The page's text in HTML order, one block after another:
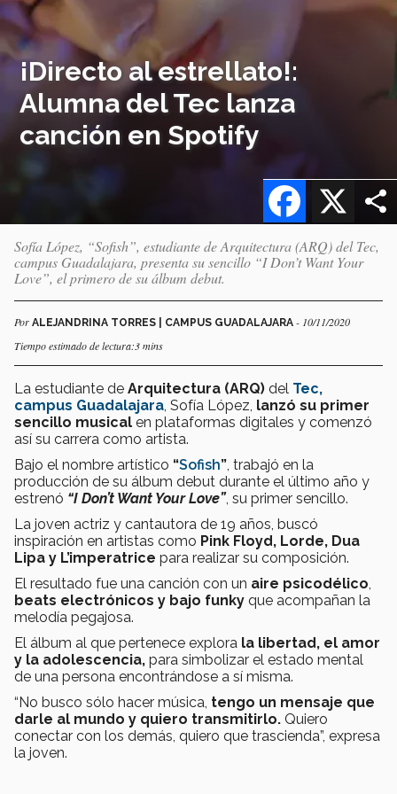
¡Directo al estrellato!:
Alumna del Tec lanza
canción en Spotify
X
Facebook
Sofía López, “Sofish”, estudiante de Arquitectura (ARQ) del Tec,
campus Guadalajara, presenta su sencillo “I Don’t Want Your
Love”, el primero de su álbum debut.
Por ALEJANDRINA TORRES | CAMPUS GUADALAJARA - 10/11/2020
Tiempo estimado de lectura:3 mins
La estudiante de Arquitectura (ARQ) del Tec,
campus Guadalajara , Sofía López, lanzó su primer
sencillo musical en plataformas digitales y comenzó
así su carrera como artista.
Bajo el nombre artístico “Sofish” , trabajó en la
producción de su álbum debut durante el último año y
estrenó “I Don’t Want Your Love”, su primer sencillo.
La joven actriz y cantautora de 19 años, buscó
inspiración en artistas como Pink Floyd, Lorde, Dua
Lipa y L’imperatrice para realizar su composición.
El resultado fue una canción con un aire psicodélico
beats electrónicos y bajo funky que acompañan la
melodía pegajosa.
El álbum al que pertenece explora la libertad, el amor
y la adolescencia, para simbolizar el estado mental
de una persona encontrándose a sí misma.
“No busco sólo hacer música, tengo un mensaje que
darle al mundo y quiero transmitirlo. Quiero
conectar con los demás, quiero que trascienda”, expresa
la joven.